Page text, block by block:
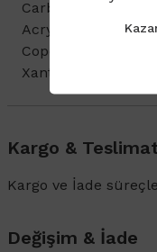
Carbonate,
Acrylate / Sodium
Copolymer,
Xanthan Gum
Kargo &
Kargo ve İade
Değişim & İade